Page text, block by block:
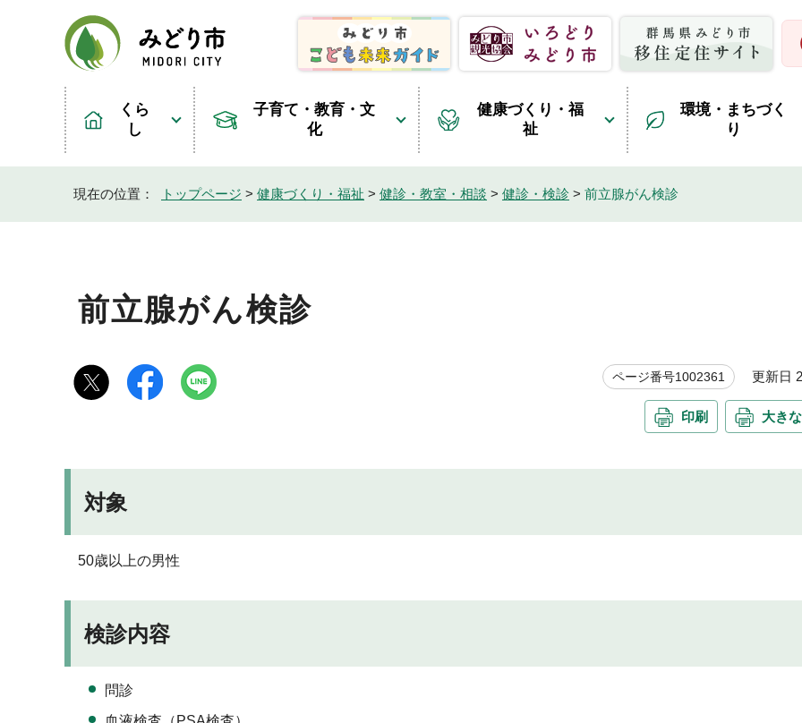
くら
し
子育て・教育・文
化
健康づくり・福
祉
環境・まちづく
り
現在の位置： トップページ > 健康づくり・福祉 > 健診・教室・相談 > 健診・検診 > 前立腺がん検診
前立腺がん検診
ページ番号1002361 更新日
印刷 大き
対象
50歳以上の男性
検診内容
問診